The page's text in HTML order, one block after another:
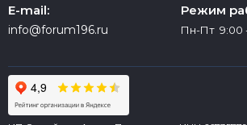
E-mail:
info@forum196.ru
Режим
Пн-Пт 9:00